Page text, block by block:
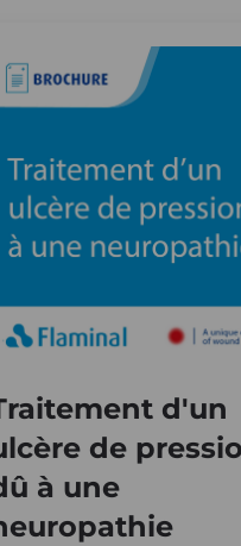
d'un
de
à une